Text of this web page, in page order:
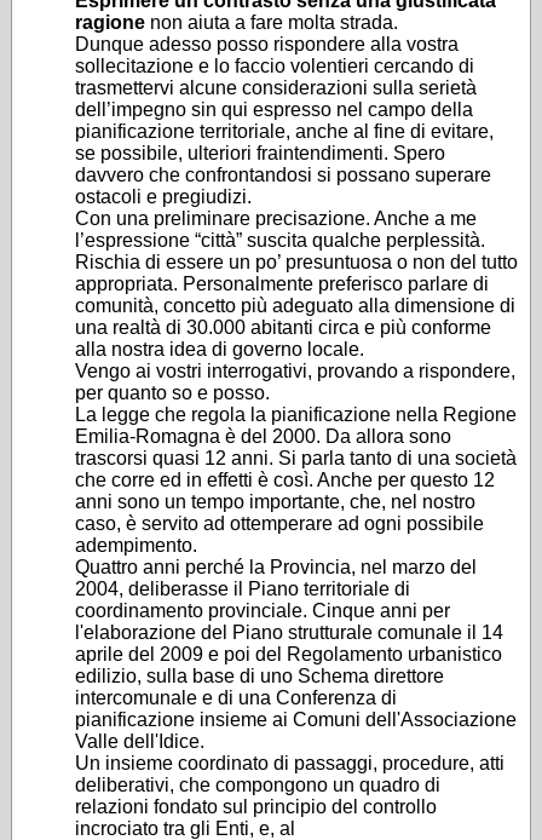
ragione non aiuta a fare molta strada.
Dunque adesso posso rispondere alla vostra
sollecitazione e lo faccio volentieri cercando di
trasmettervi alcune considerazioni sulla serietà
dell’impegno sin qui espresso nel campo della
pianificazione territoriale, anche al fine di evitare,
se possibile, ulteriori fraintendimenti. Spero
davvero che confrontandosi si possano superare
ostacoli e pregiudizi.
Con una preliminare precisazione. Anche a me
l’espressione “città” suscita qualche perplessità.
Rischia di essere un po’ presuntuosa o non del tutto
appropriata. Personalmente preferisco parlare di
comunità, concetto più adeguato alla dimensione di
una realtà di 30.000 abitanti circa e più conforme
alla nostra idea di governo locale.
Vengo ai vostri interrogativi, provando a rispondere,
per quanto so e posso.
La legge che regola la pianificazione nella Regione
Emilia-Romagna è del 2000. Da allora sono
trascorsi quasi 12 anni. Si parla tanto di una società
che corre ed in effetti è così. Anche per questo 12
anni sono un tempo importante, che, nel nostro
caso, è servito ad ottemperare ad ogni possibile
adempimento.
Quattro anni perché la Provincia, nel marzo del
2004, deliberasse il Piano territoriale di
coordinamento provinciale. Cinque anni per
l'elaborazione del Piano strutturale comunale il 14
aprile del 2009 e poi del Regolamento urbanistico
edilizio, sulla base di uno Schema direttore
intercomunale e di una Conferenza di
pianificazione insieme ai Comuni dell'Associazione
Valle dell'Idice.
Un insieme coordinato di passaggi, procedure, atti
deliberativi, che compongono un quadro di
relazioni fondato sul principio del controllo
incrociato tra gli Enti, e, al